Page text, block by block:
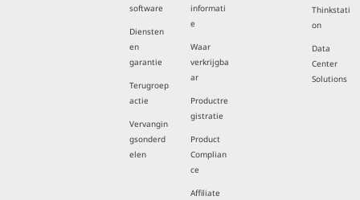
software
Diensten
en
garantie
Terugroep
actie
Vervangin
gsonderd
elen
informati
e
Waar
verkrijgba
ar
Productre
gistratie
Product
Complian
ce
Affiliate
Thinkstati
on
Data
Center
Solutions